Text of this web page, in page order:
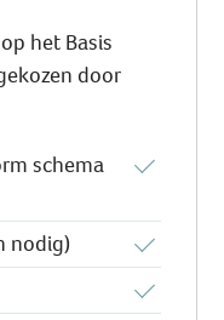
het Basis
door
schema
nodig)